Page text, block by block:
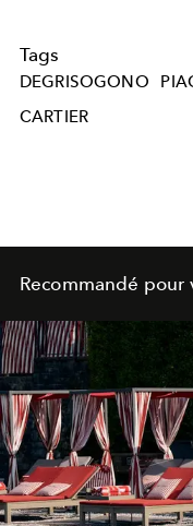
Tags
DEGRISOGONO
CARTIER
Recommandé pour